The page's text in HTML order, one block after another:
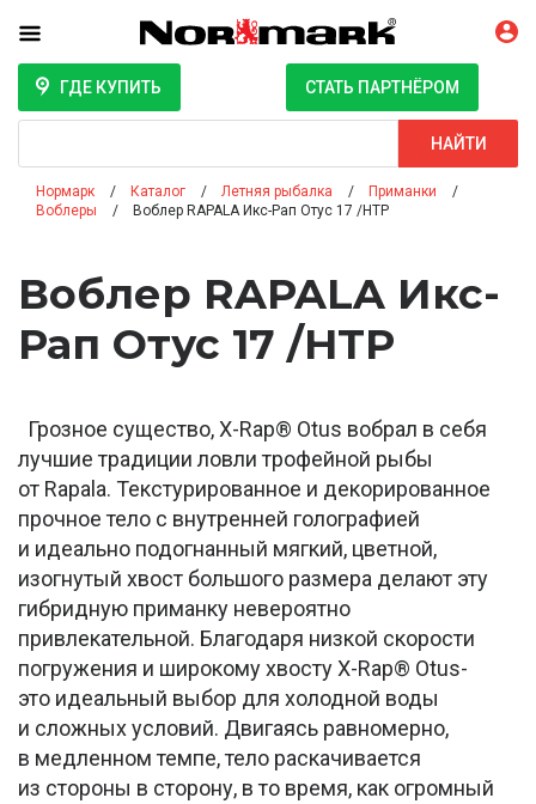
ГДЕ КУПИТЬ СТАТЬ ПАРТНЁРОМ
НАЙТИ
Нормарк Каталог Летняя рыбалка
Приманки
Воблеры
Воблер RAPALA Икс-Рап Отус 17 /HTP
Воблер RAPALA Икс-
Рап Отус 17 /HTP
Грозное существо, X-Rap® Otus вобрал в себя
лучшие традиции ловли трофейной рыбы
от Rapala. Текстурированное и декорированное
прочное тело с внутренней голографией
и идеально подогнанный мягкий, цветной,
изогнутый хвост большого размера делают эту
гибридную приманку невероятно
привлекательной. Благодаря низкой скорости
погружения и широкому хвосту X-Rap® Otus-
это идеальный выбор для холодной воды
и сложных условий. Двигаясь равномерно,
в медленном темпе, тело раскачивается
из стороны в сторону, в то время, как огромный